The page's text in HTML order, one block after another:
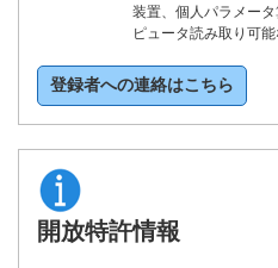
装置、個人パラメー
ピュータ読み取り可
登録者への連絡はこちら
開放特許情報